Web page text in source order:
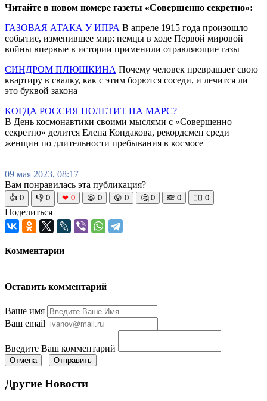
Читайте в новом номере газеты «Совершенно секретно»:
ГАЗОВАЯ АТАКА У ИПРА В апреле 1915 года произошло
событие, изменившее мир: немцы в ходе Первой мировой
войны впервые в истории применили отравляющие газы
СИНДРОМ ПЛЮШКИНА Почему человек превращает свою
квартиру в свалку, как с этим борются соседи, и лечится ли
это буквой закона
КОГДА РОССИЯ ПОЛЕТИТ НА МАРС?
В День космонавтики своими мыслями с «Совершенно
секретно» делится Елена Кондакова, рекордсмен среди
женщин по длительности пребывания в космосе
09 мая 2023, 08:17
Вам понравилась эта публикация?
👍 0 👎 0 ❤ 0 😆 0 😡 0 🤔 0 🙈 0 🧘‍♀️ 0
Поделиться
Комментарии
Оставить комментарий
Ваше имя
Ваш email
Введите Ваш комментарий
Отмена Отправить
Другие Новости